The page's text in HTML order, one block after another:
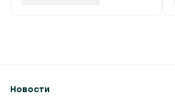
Новости